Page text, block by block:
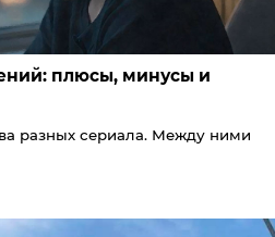
плюсы, минусы и
разных сериала. Между ними